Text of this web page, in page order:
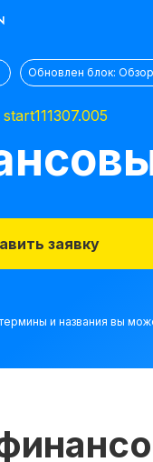
Обновлен блок:
заявку
и названия вы